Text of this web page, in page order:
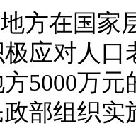
方在国家
应对人
5000万
部组织实